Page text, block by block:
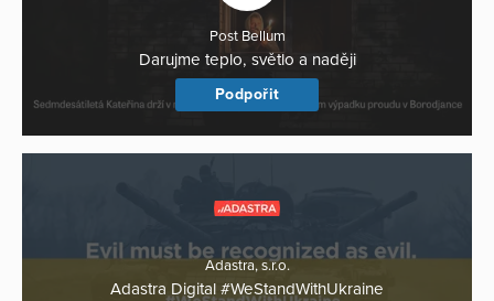
Post Bellum
Darujme teplo, světlo a naději
Podpořit
Adastra, s.r.o.
Adastra Digital #WeStandWithUkraine